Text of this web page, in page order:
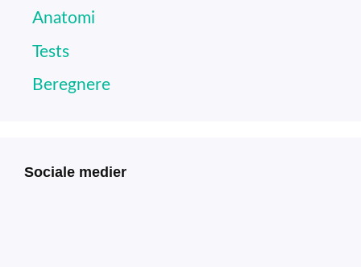
Anatomi
Tests
Beregnere
Sociale medier